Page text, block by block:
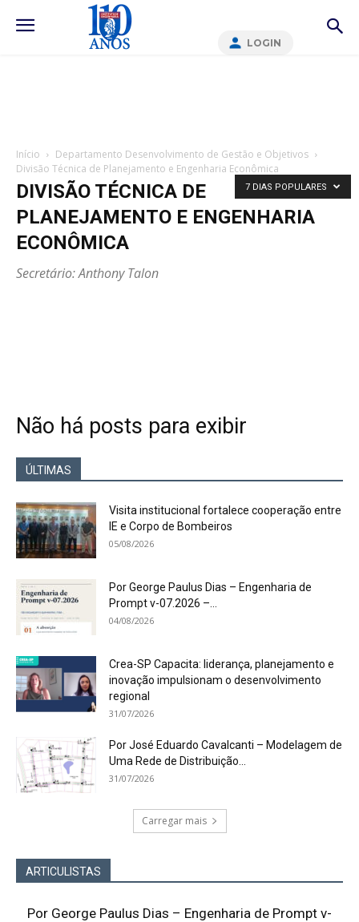
LOGIN
Início
Departamento Desenvolvimento de Gestão e Objetivos
Divisão Técnica de Planejamento e Engenharia Econômica
DIVISÃO TÉCNICA DE
PLANEJAMENTO E ENGENHARIA
ECONÔMICA
Secretário:Anthony Talon
7 DIAS POPULARES
Não há posts para exibir
ÚLTIMAS
Visita institucional fortalece cooperação entre
IE e Corpo de Bombeiros
05/08/2026
Por George Paulus Dias – Engenharia de
Prompt v-07.2026 –...
04/08/2026
Crea-SP Capacita: liderança, planejamento e
inovação impulsionam o desenvolvimento
regional
31/07/2026
Por José Eduardo Cavalcanti – Modelagem de
Uma Rede de Distribuição...
31/07/2026
Carregar mais
ARTICULISTAS
Por George Paulus Dias – Engenharia de Prompt v-